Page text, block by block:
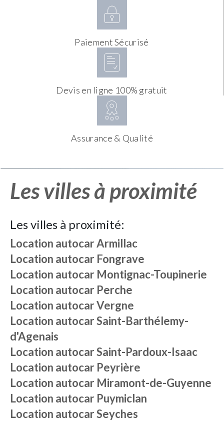
Paiement Sécurisé
Devis en ligne 100% gratuit
Assurance & Qualité
Les villes à proximité
Les villes à proximité:
Location autocarArmillac
Location autocar Fongrave
Location autocar Montignac-Toupinerie
Location autocar Perche
Location autocarVergne
Location autocarSaint-Barthélemy-
d'Agenais
Location autocarSaint-Pardoux-Isaac
Location autocar Peyrière
Location autocar Miramont-de-Guyenne
Location autocar Puymiclan
Location autocarSeyches